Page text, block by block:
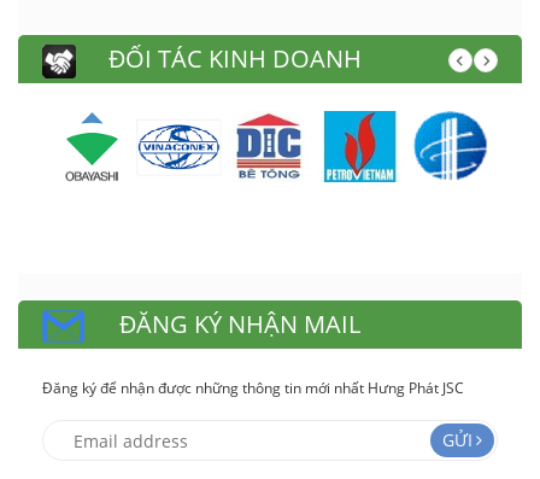
ĐỐI TÁC KINH DOANH
ĐĂNG KÝ NHẬN MAIL
Đăng ký để nhận được những thông tin mới nhất Hưng Phát JSC
GỬI